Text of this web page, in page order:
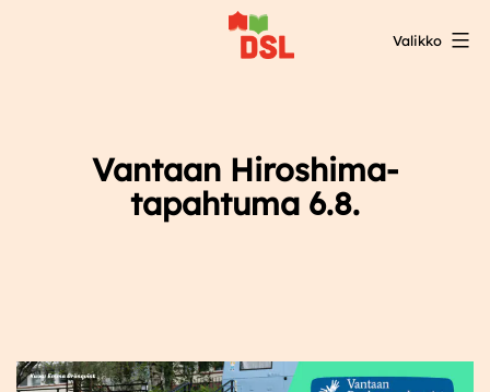
Valikko
Vantaan Hiroshima-
tapahtuma 6.8.